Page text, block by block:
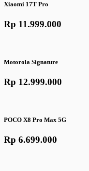
Xiaomi 17T Pro
Rp 11.999.000
Motorola Signature
Rp 12.999.000
POCO X8 Pro Max 5G
Rp 6.699.000